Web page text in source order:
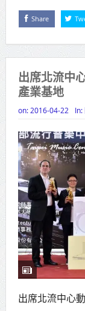
Share
出席北流中
產業基地
on:2016-04-22 In:
出席北流中心